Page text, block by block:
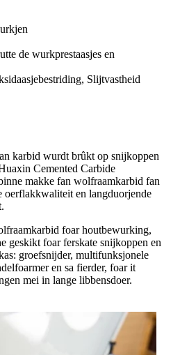
de wurkprestaasjes en
Slijtvastheid
karbid wurdt brûkt op snijkoppen
Cemented Carbide
makke fan wolfraamkarbid fan
oerflakkwaliteit en langduorjende
foar houtbewurking,
geskikt foar ferskate snijkoppen en
groefsnijder, multifunksjonele
en sa fierder, foar it
mei in lange libbensdoer.